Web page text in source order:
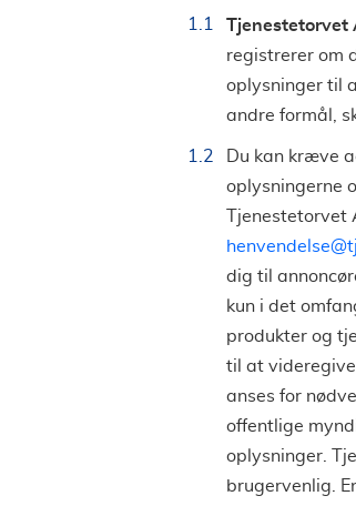
Tjenestetorvet
registrerer om
oplysninger til
andre formål,
Du kan kræve
oplysningerne
dig til
kun i det
produkter og
til at
anses for
offentlige
oplysninger.
brugervenlig.